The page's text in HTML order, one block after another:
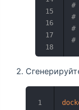
#
#
#
#